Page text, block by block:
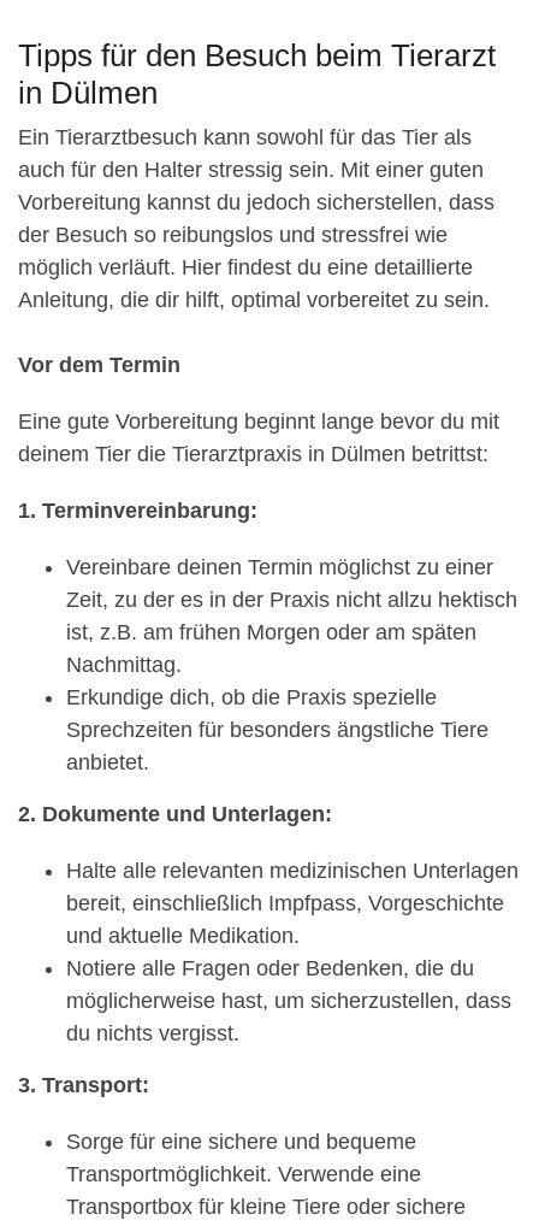
Tipps für den Besuch beim Tierarzt
in Dülmen
Ein Tierarztbesuch kann sowohl für das Tier als
auch für den Halter stressig sein. Mit einer guten
Vorbereitung kannst du jedoch sicherstellen, dass
der Besuch so reibungslos und stressfrei wie
möglich verläuft. Hier findest du eine detaillierte
Anleitung, die dir hilft, optimal vorbereitet zu sein.
Vor dem Termin
Eine gute Vorbereitung beginnt lange bevor du mit
deinem Tier die Tierarztpraxis in Dülmen betrittst:
1. Terminvereinbarung:
Vereinbare deinen Termin möglichst zu einer
Zeit, zu der es in der Praxis nicht allzu hektisch
ist, z.B. am frühen Morgen oder am späten
Nachmittag.
Erkundige dich, ob die Praxis spezielle
Sprechzeiten für besonders ängstliche Tiere
anbietet.
2. Dokumente und Unterlagen:
Halte alle relevanten medizinischen Unterlagen
bereit, einschließlich Impfpass, Vorgeschichte
und aktuelle Medikation.
Notiere alle Fragen oder Bedenken, die du
möglicherweise hast, um sicherzustellen, dass
du nichts vergisst.
3. Transport:
Sorge für eine sichere und bequeme
Transportmöglichkeit. Verwende eine
Transportbox für kleine Tiere oder sichere